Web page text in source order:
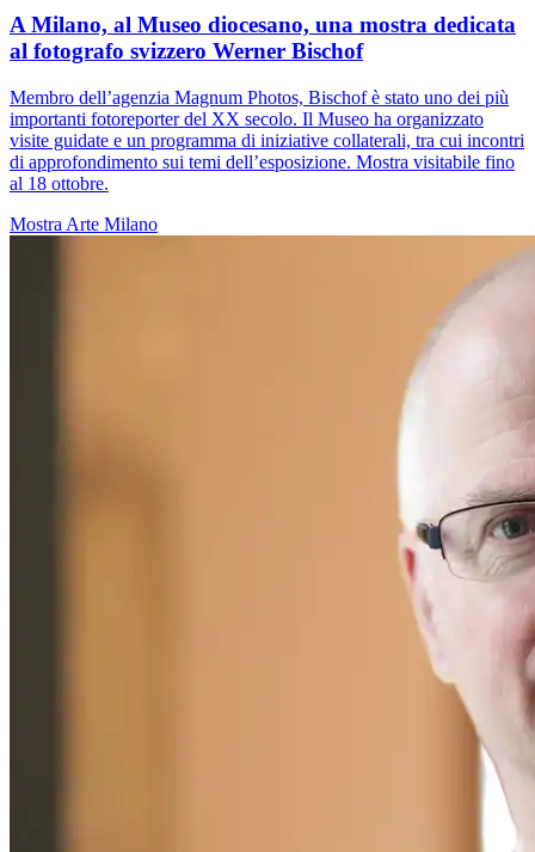
A Milano, al Museo diocesano, una mostra dedicata
al fotografo svizzero Werner Bischof
Membro dell’agenzia Magnum Photos, Bischof è stato uno dei più
importanti fotoreporter del XX secolo. Il Museo ha organizzato
visite guidate e un programma di iniziative collaterali, tra cui incontri
di approfondimento sui temi dell’esposizione. Mostra visitabile fino
al 18 ottobre.
Mostra Arte Milano